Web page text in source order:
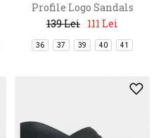
Profile Logo Sandals
139 Lei 111 Lei
36 37 39 40 41